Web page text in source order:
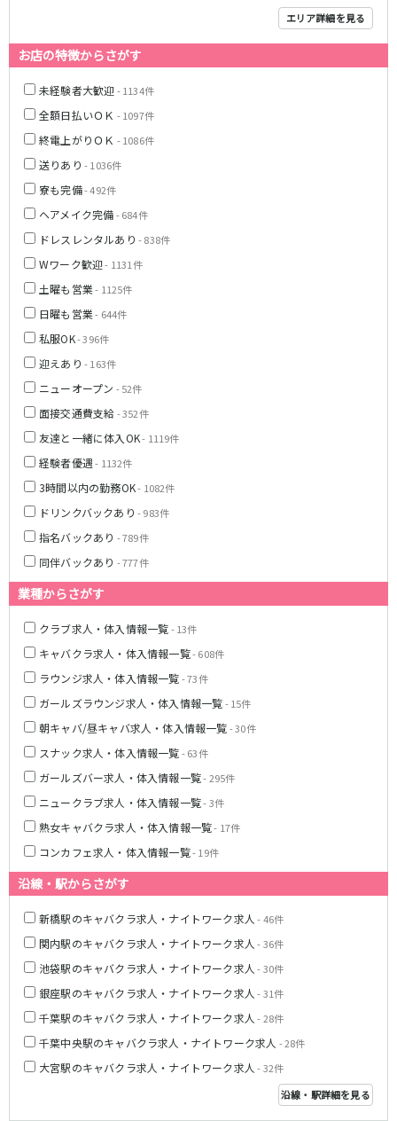
エリア詳細を見る
お店の特徴からさがす
未経験者大歓迎- 1134件
全額日払いＯＫ - 1097件
終電上がりＯＫ - 1086件
送りあり - 1036件
寮も完備- 492件
ヘアメイク完備- 684件
ドレスレンタルあり - 838件
Wワーク歓迎- 1131件
土曜も営業- 1125件
日曜も営業- 644件
私服OK- 396件
迎えあり - 163件
ニューオープン - 52件
面接交通費支給- 352件
友達と一緒に体入OK- 1119件
経験者優遇- 1132件
3時間以内の勤務OK- 1082件
ドリンクバックあり - 983件
指名バックあり - 789件
同伴バックあり - 777件
業種からさがす
クラブ求人・体入情報一覧- 13件
キャバクラ求人・体入情報一覧- 608件
ラウンジ求人・体入情報一覧- 73件
ガールズラウンジ求人・体入情報一覧- 15件
朝キャバ/昼キャバ求人・体入情報一覧- 30件
スナック求人・体入情報一覧- 63件
ガールズバー求人・体入情報一覧- 295件
ニュークラブ求人・体入情報一覧- 3件
熟女キャバクラ求人・体入情報一覧- 17件
コンカフェ求人・体入情報一覧- 19件
沿線・駅からさがす
新橋駅のキャバクラ求人・ナイトワーク求人 - 46件
関内駅のキャバクラ求人・ナイトワーク求人 - 36件
池袋駅のキャバクラ求人・ナイトワーク求人 - 30件
銀座駅のキャバクラ求人・ナイトワーク求人 - 31件
千葉駅のキャバクラ求人・ナイトワーク求人 - 28件
千葉中央駅のキャバクラ求人・ナイトワーク求人 - 28件
大宮駅のキャバクラ求人・ナイトワーク求人 - 32件
沿線・駅詳細を見る
武蔵小杉駅
東戸塚駅
東急多摩川線
蒲田駅
西武国分寺線
東村山駅
新京成電鉄線
松戸駅
八柱駅
五香駅
横浜市営地下鉄ブルーライン
関内駅
桜木町駅
戸塚駅
伊勢佐木長者町駅
みなとみらい線
横浜駅
馬車道駅
日本大通り駅
新高島駅
みなとみらい駅
京王相模原線
橋本駅
調布駅
多摩モノレール
立川北駅
JR青梅線
立川駅
小作駅
河辺駅
福生駅
東武東上線
池袋駅
川越駅
川越市駅
成増駅